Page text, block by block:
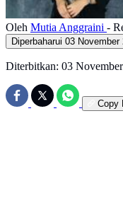
Oleh Mutia Anggraini -
Diperbaharui 03 November
Diterbitkan: 03
Copy